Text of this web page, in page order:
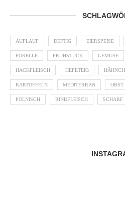
AUFLAUF DEFTIG EIERSPEISE
FORELLE FRÜHSTÜCK GEMÜSE
HACKFLEISCH HEFETEIG
KARTOFFELN MEDITERRAN OBST
POLNISCH RINDFLEISCH SCHARF